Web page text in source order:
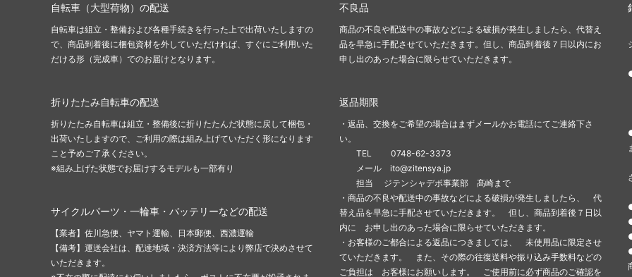
自転車（大型荷物）の配送
自転車は組立・整備および各種手続きを行った上で出荷いたしますの
で、商品到着後に梱包資材を外していただければ、すぐにご利用いた
だける形（完成車）でのお届けとなります。
折りたたみ自転車の配送
折りたたみ自転車は組立・整備後に折りたたんだ状態に戻して梱包・
出荷いたしますので、ご利用の際は組み上げていただく形になります
こと予めご了承ください。
※組み上げた状態でお届けするモデルも一部有り
サイクルパーツ・一輪車・バッテリーなどの配送
【業者】佐川急便、ヤマト運輸、日本郵便、西濃運輸
【備考】運送会社は、配達地域・決済方法等により弊店で決めさせて
いただきます。
不良品
商品の不良や配送中の事故などによる破損が発生しましたら、代替え
品を早急に手配させていただきます。但し、商品到着後７日以内にお
申し出のあった場合に限らせていただきます。
返品期限
・返品、交換をご希望の場合はまずメールかお電話にてご連絡下さ
い。
TEL 0748-62-3373
メール ito@zitensya.jp
担当 ジテンシャデポ事業部 髙崎まで
・商品の不良や配送中の事故などによる破損が発生しましたら、 代
替え品を早急に手配させていただきます。 但し、商品到着後７日以
内に お申し出のあった場合に限らせていただきます。
・お客様のご都合による返品につきましては、 未使用品に限定させ
ていただきます。 また、その際の往復送料や振り込み手数料などの
ご負担は お客様にお願いします。 ご使用前に必ず商品のご確認を